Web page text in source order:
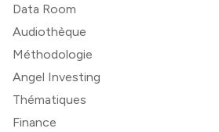
Data Room
Audiothèque
Méthodologie
Angel Investing
Thématiques
Finance